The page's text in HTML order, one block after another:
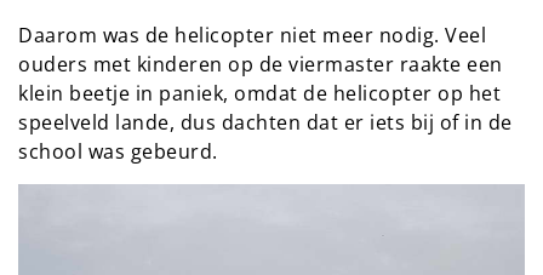
Daarom was de helicopter niet meer nodig. Veel
ouders met kinderen op de viermaster raakte een
klein beetje in paniek, omdat de helicopter op het
speelveld lande, dus dachten dat er iets bij of in de
school was gebeurd.